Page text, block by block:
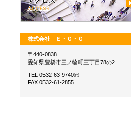
株式会社 Ｅ・Ｇ・Ｇ
〒440-0838
愛知県豊橋市三ノ輪町三丁目78の2
TEL 0532-63-9740㈹
FAX 0532-61-2855